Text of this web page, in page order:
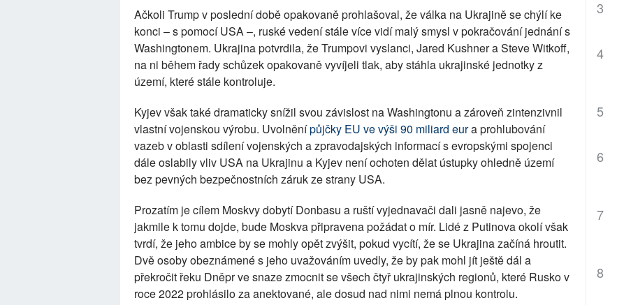
Ačkoli Trump v poslední době opakovaně prohlašoval, že válka na Ukrajině se chýlí ke
konci – s pomocí USA –, ruské vedení stále více vidí malý smysl v pokračování jednání s
Washingtonem. Ukrajina potvrdila, že Trumpovi vyslanci, Jared Kushner a Steve Witkoff,
na ni během řady schůzek opakovaně vyvíjeli tlak, aby stáhla ukrajinské jednotky z
území, které stále kontroluje.
Kyjev však také dramaticky snížil svou závislost na Washingtonu a zároveň zintenzivnil
vlastní vojenskou výrobu. Uvolněnípůjčky EU ve výši 90 miliard eura prohlubování
vazeb v oblasti sdílení vojenských a zpravodajských informací s evropskými spojenci
dále oslabily vliv USA na Ukrajinu a Kyjev není ochoten dělat ústupky ohledně území
bez pevných bezpečnostních záruk ze strany USA.
Prozatím je cílem Moskvy dobytí Donbasu a ruští vyjednavači dali jasně najevo, že
jakmile k tomu dojde, bude Moskva připravena požádat o mír. Lidé z Putinova okolí však
tvrdí, že jeho ambice by se mohly opět zvýšit, pokud vycítí, že se Ukrajina začíná hroutit.
Dvě osoby obeznámené s jeho uvažováním uvedly, že by pak mohl jít ještě dál a
překročit řeku Dněpr ve snaze zmocnit se všech čtyř ukrajinských regionů, které Rusko v
roce 2022 prohlásilo za anektované, ale dosud nad nimi nemá plnou kontrolu.